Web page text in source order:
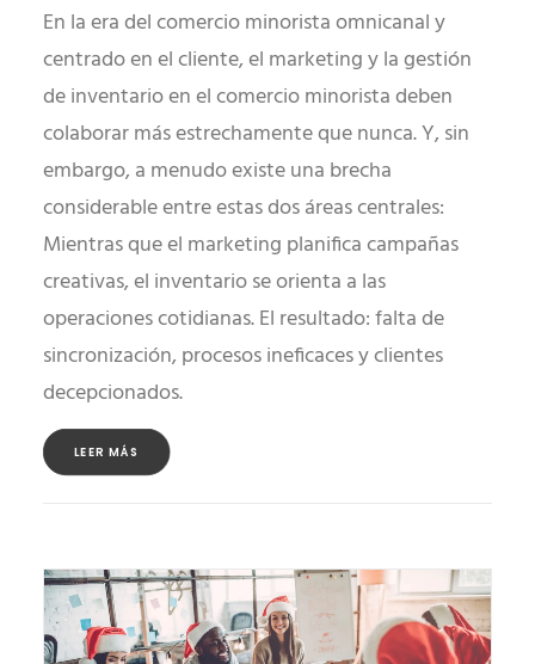
En la era del comercio minorista omnicanal y
centrado en el cliente, el marketing y la gestión
de inventario en el comercio minorista deben
colaborar más estrechamente que nunca. Y, sin
embargo, a menudo existe una brecha
considerable entre estas dos áreas centrales:
Mientras que el marketing planifica campañas
creativas, el inventario se orienta a las
operaciones cotidianas. El resultado: falta de
sincronización, procesos ineficaces y clientes
decepcionados.
LEER MÁS